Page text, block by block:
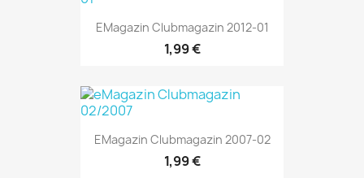
EMagazin Clubmagazin 2012-01
1,99 €
EMagazin Clubmagazin 2007-02
1,99 €